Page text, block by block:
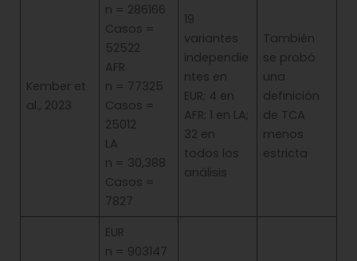
Kember et
al., 2023
n = 286166
Casos =
52522
AFR
n = 77325
Casos =
25012
LA
n = 30,388
Casos =
7827
19
variantes
independie
ntes en
EUR; 4 en
AFR; 1 en LA;
32 en
todos los
análisis
También
se probó
una
definición
de TCA
menos
estricta
EUR
n = 903147